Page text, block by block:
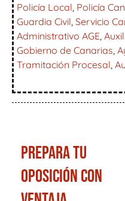
Policía Local, Policía
Guardia Civil, Servicio
Administrativo AGE,
Gobierno de Canarias,
Tramitación Procesal,
PREPARA TU
OPOSICIÓN CON